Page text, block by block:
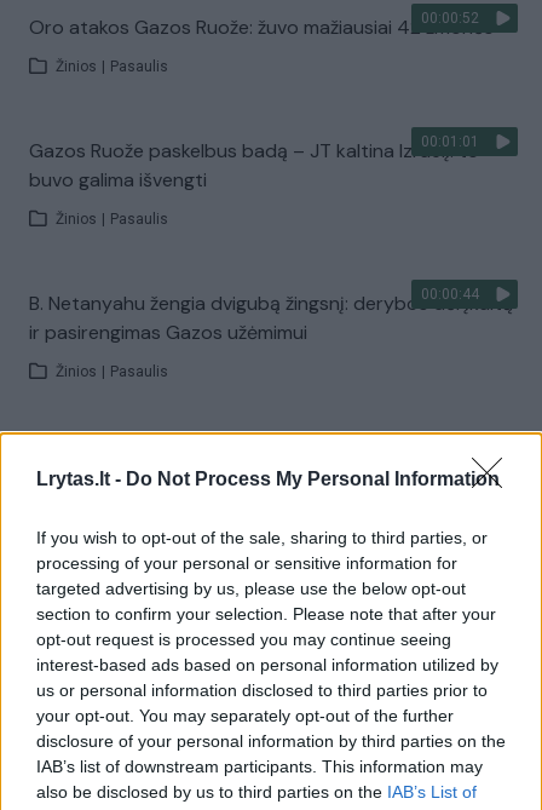
Lrytas.lt - Do Not Process My Personal Information
If you wish to opt-out of the sale, sharing to third parties, or
processing of your personal or sensitive information for
targeted advertising by us, please use the below opt-out
section to confirm your selection. Please note that after your
opt-out request is processed you may continue seeing
interest-based ads based on personal information utilized by
us or personal information disclosed to third parties prior to
your opt-out. You may separately opt-out of the further
disclosure of your personal information by third parties on the
IAB’s list of downstream participants. This information may
also be disclosed by us to third parties on the IAB’s List of
00:00:52
Oro atakos Gazos Ruože: žuvo mažiausiai 42 žmonės
Žinios Pasaulis
00:01:01
Gazos Ruože paskelbus badą – JT kaltina Izraelį: to
buvo galima išvengti
Žinios Pasaulis
00:00:44
B. Netanyahu žengia dvigubą žingsnį: derybos dėl įkaitų
ir pasirengimas Gazos užėmimui
Žinios Pasaulis
panaudotos vandens patrankos, sulaikyta per 30
Pasaulis
00:01:04
Karo išplėtimas Gazos mieste: Izraelis perspėja –
naudos visus pajėgumus
Pasaulis
00:00:54
Izraelio finansų ministras patvirtino ginčytiną statybų